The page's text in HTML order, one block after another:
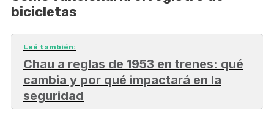
bicicletas
Leé también:
Chau a reglas de 1953 en trenes: qué
cambia y por qué impactará en la
seguridad